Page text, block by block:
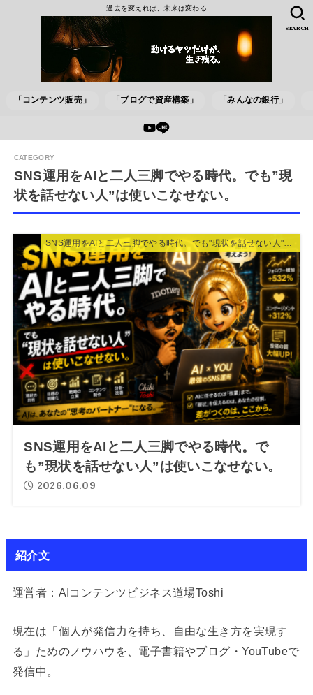
過去を変えれば、未来は変わる
「コンテンツ販売」 「ブログで資産構築」 「みんなの銀行」
SEARCH
SNS運用をAIと二人三脚でやる時代。でも”現
状を話せない人”は使いこなせない。
SNS運用をAIと二人三脚でやる時代。でも"現状を話せない人"は使いこなせない。
SNS運用をAIと二人三脚でやる時代。で
も”現状を話せない人”は使いこなせない。
2026.06.09
紹介文
運営者：AIコンテンツビジネス道場Toshi
現在は「個人が発信力を持ち、自由な生き方を実現す
る」ためのノウハウを、電子書籍やブログ・YouTubeで
発信中。